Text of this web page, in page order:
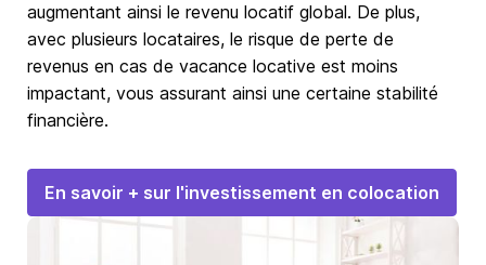
augmentant ainsi le revenu locatif global. De plus,
avec plusieurs locataires, le risque de perte de
revenus en cas de vacance locative est moins
impactant, vous assurant ainsi une certaine stabilité
financière.
En savoir + sur l'investissement en colocation